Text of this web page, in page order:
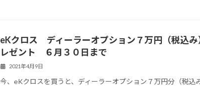
eKクロス ディーラーオプション７万円（税込み
レゼント ６月３０日まで
2021年4月9日
今、eKクロスを買うと、ディーラーオプション７万円分（税込